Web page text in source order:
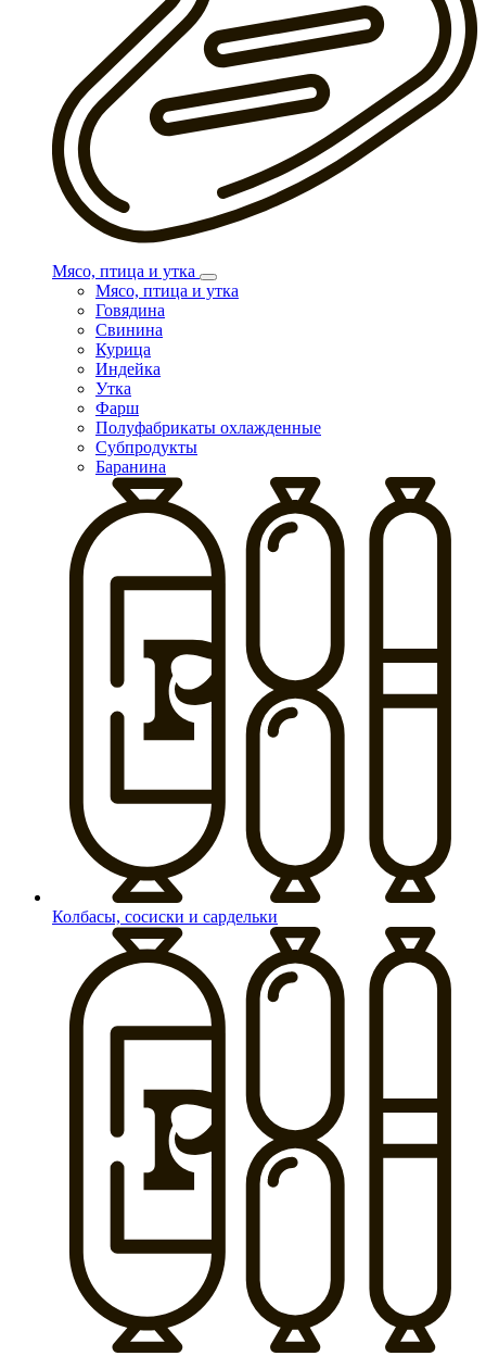
Мясо, птица и утка
Мясо, птица и утка
Говядина
Свинина
Курица
Индейка
Утка
Фарш
Полуфабрикаты охлажденные
Субпродукты
Баранина
Колбасы, сосиски и сардельки